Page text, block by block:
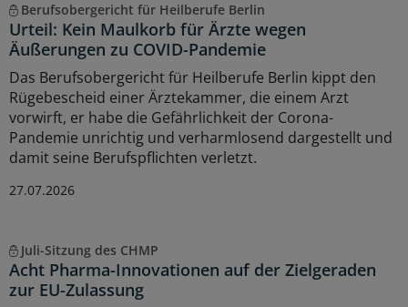
Berufsobergericht für Heilberufe Berlin
Urteil: Kein Maulkorb für Ärzte wegen
Äußerungen zu COVID-Pandemie
Das Berufsobergericht für Heilberufe Berlin kippt den
Rügebescheid einer Ärztekammer, die einem Arzt
vorwirft, er habe die Gefährlichkeit der Corona-
Pandemie unrichtig und verharmlosend dargestellt und
damit seine Berufspflichten verletzt.
27.07.2026
Juli-Sitzung des CHMP
Acht Pharma-Innovationen auf der Zielgeraden
zur EU-Zulassung